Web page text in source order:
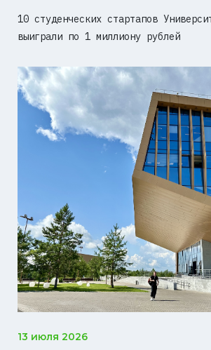
10 студенческих стартапов
выиграли по 1 миллиону рублей
13 июля 2026